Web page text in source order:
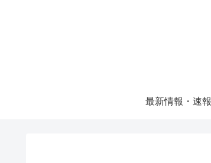
最新情報・速報